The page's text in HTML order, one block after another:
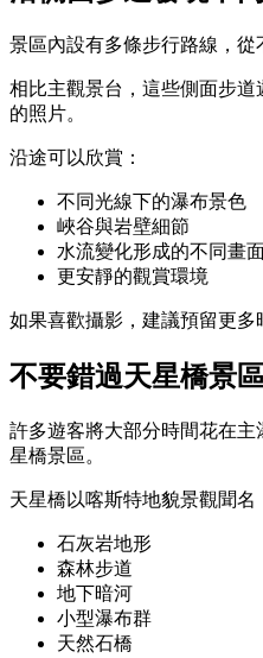
景區內設有多條步行路線，從
相比主觀景台，這些側面步
的照片。
沿途可以欣賞：
不同光線下的瀑布景色
峽谷與岩壁細節
水流變化形成的不同畫
更安靜的觀賞環境
如果喜歡攝影，建議預留更多
不要錯過天星橋景
許多遊客將大部分時間花在
星橋景區。
天星橋以喀斯特地貌景觀聞名
石灰岩地形
森林步道
地下暗河
小型瀑布群
天然石橋